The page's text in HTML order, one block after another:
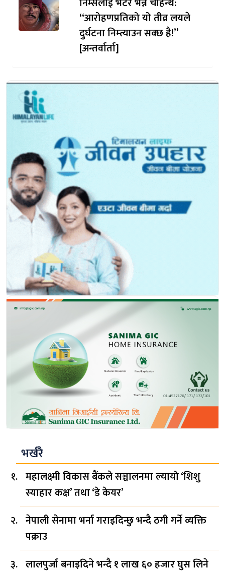
“आरोहणप्रतिको यो तीव्र लयले
दुर्घटना निम्त्याउन सक्छ है!”
[अन्तर्वार्ता]
भर्खरै
महालक्ष्मी विकास बैंकले सञ्चालनमा ल्यायो ‘शिशु
स्याहार कक्ष’ तथा ‘डे केयर’
नेपाली सेनामा भर्ना गराइदिन्छु भन्दै ठगी गर्ने व्यक्ति
पक्राउ
लालपुर्जा बनाइदिने भन्दै १ लाख ६० हजार घुस लिने